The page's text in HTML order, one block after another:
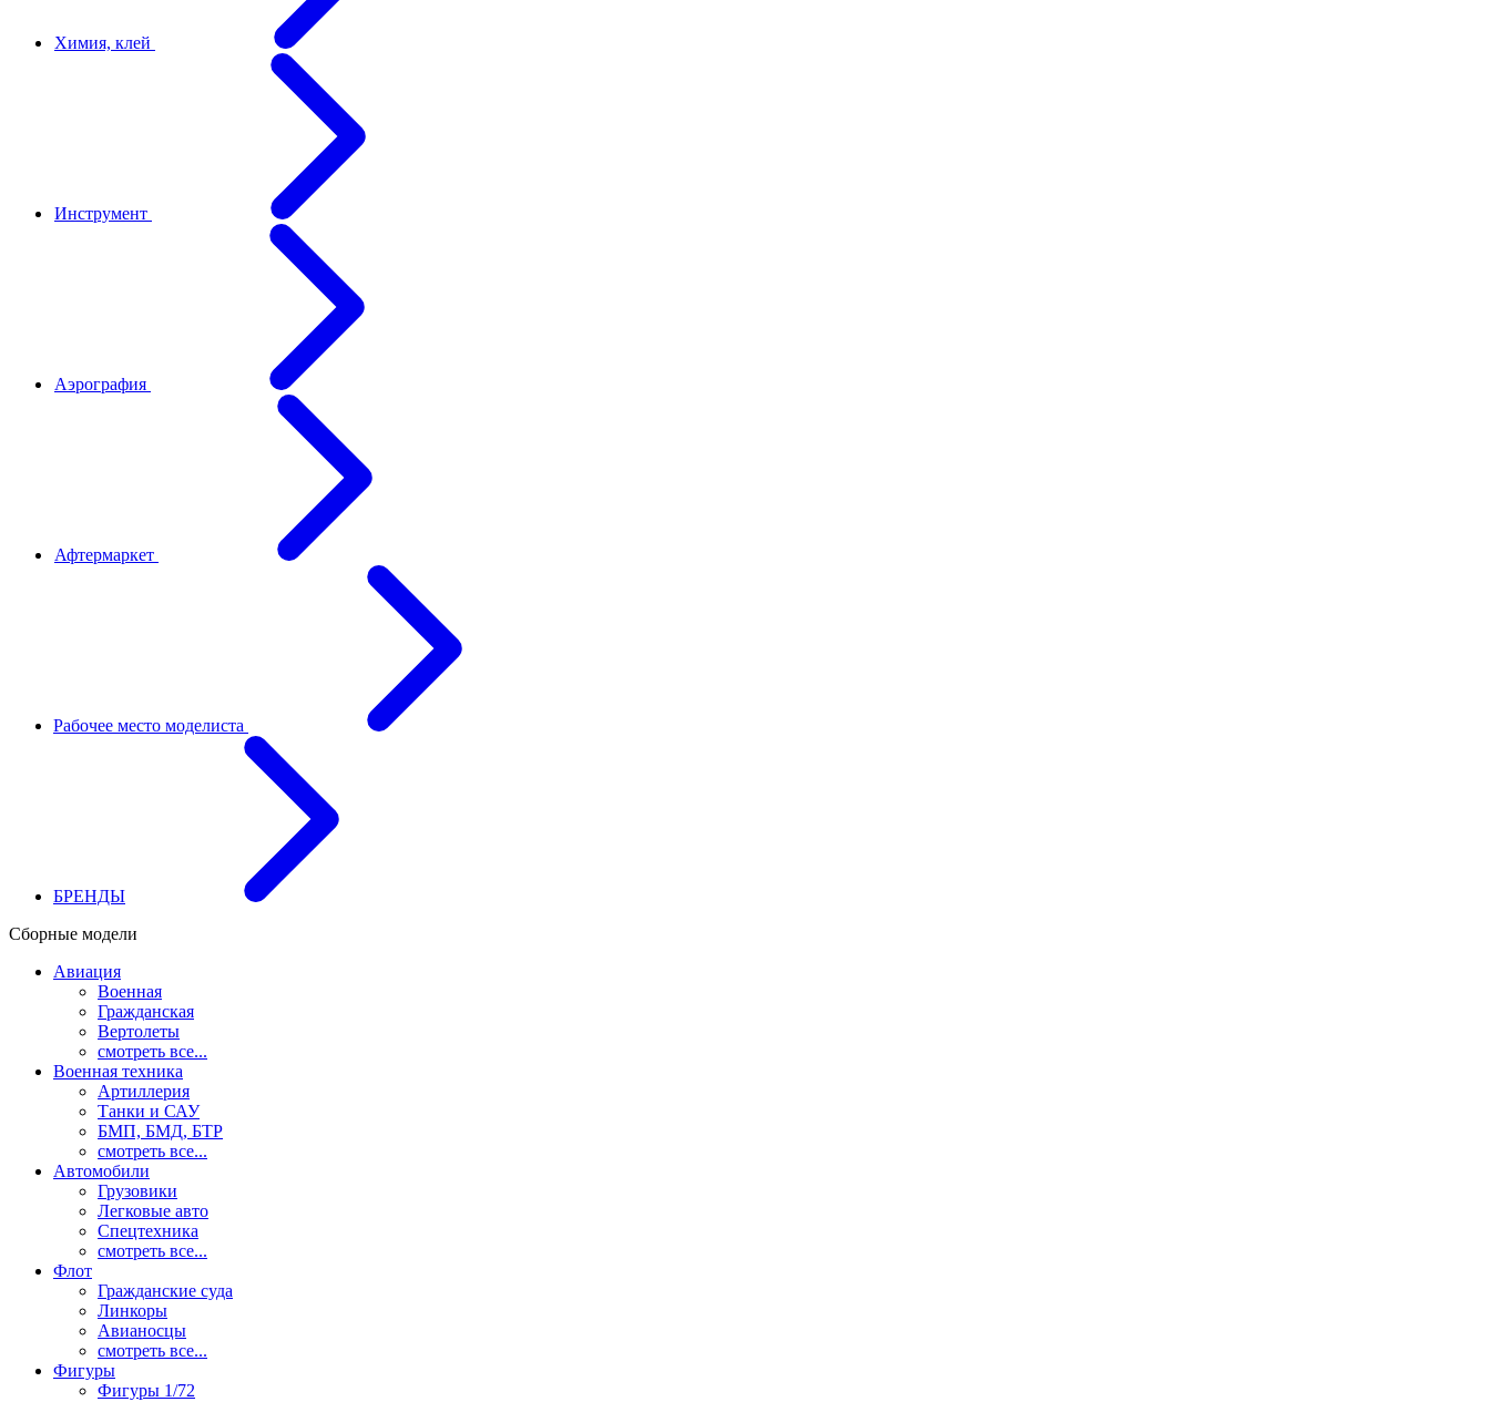
Химия, клей
Инструмент
Аэрография
Афтермаркет
Рабочее место моделиста
БРЕНДЫ
Сборные модели
Авиация
Военная
Гражданская
Вертолеты
смотреть все...
Военная техника
Артиллерия
Танки и САУ
БМП, БМД, БТР
смотреть все...
Автомобили
Грузовики
Легковые авто
Спецтехника
смотреть все...
Флот
Гражданские суда
Линкоры
Авианосцы
смотреть все...
Фигуры
Фигуры 1/72